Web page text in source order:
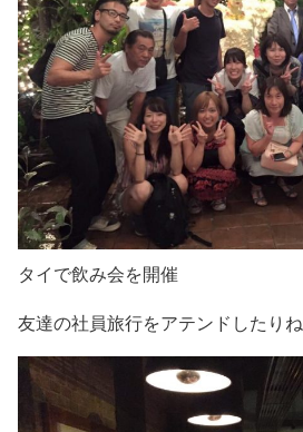
タイで飲み会を開催
友達の社員旅行をアテンドしたりね